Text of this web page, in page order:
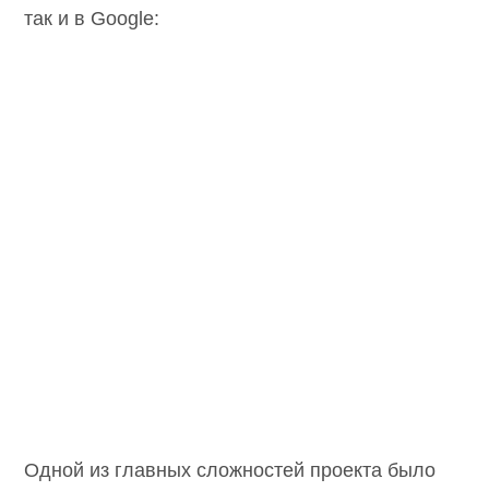
так и в Google:
Одной из главных сложностей проекта было